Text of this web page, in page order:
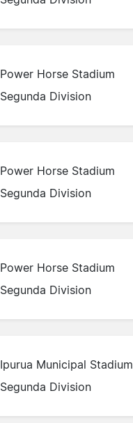
Power Horse Stadium
Segunda Division
Power Horse Stadium
Segunda Division
Power Horse Stadium
Segunda Division
Ipurua Municipal Stadium
Segunda Division